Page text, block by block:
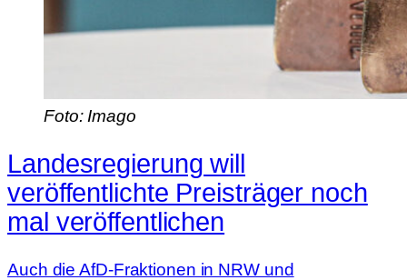
Foto: Imago
Landesregierung will
veröffentlichte Preisträger noch
mal veröffentlichen
Auch die AfD-Fraktionen in NRW und